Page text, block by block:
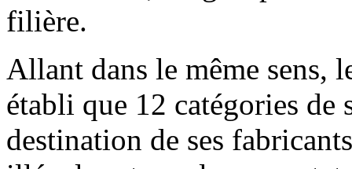
filière.
Allant dans le même sens,
établi que 12 catégories de
destination de ses